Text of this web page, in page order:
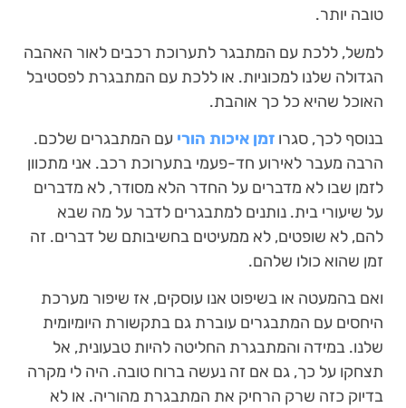
טובה יותר.
למשל, ללכת עם המתבגר לתערוכת רכבים לאור האהבה
הגדולה שלנו למכוניות. או ללכת עם המתבגרת לפסטיבל
האוכל שהיא כל כך אוהבת.
בנוסף לכך, סגרו זמן איכות הורי עם המתבגרים שלכם.
הרבה מעבר לאירוע חד-פעמי בתערוכת רכב. אני מתכוון
לזמן שבו לא מדברים על החדר הלא מסודר, לא מדברים
על שיעורי בית. נותנים למתבגרים לדבר על מה שבא
להם, לא שופטים, לא ממעיטים בחשיבותם של דברים. זה
זמן שהוא כולו שלהם.
ואם בהמעטה או בשיפוט אנו עוסקים, אז שיפור מערכת
היחסים עם המתבגרים עוברת גם בתקשורת היומיומית
שלנו. במידה והמתבגרת החליטה להיות טבעונית, אל
תצחקו על כך, גם אם זה נעשה ברוח טובה. היה לי מקרה
בדיוק כזה שרק הרחיק את המתבגרת מהוריה. או לא